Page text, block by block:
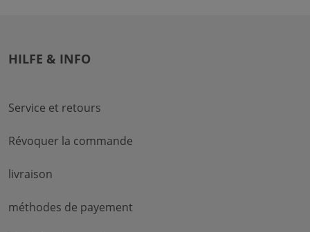
HILFE & INFO
Service et retours
Révoquer la commande
livraison
méthodes de payement